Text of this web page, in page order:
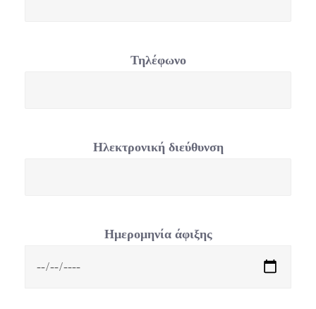
Τηλέφωνο
Ηλεκτρονική διεύθυνση
Ημερομηνία άφιξης